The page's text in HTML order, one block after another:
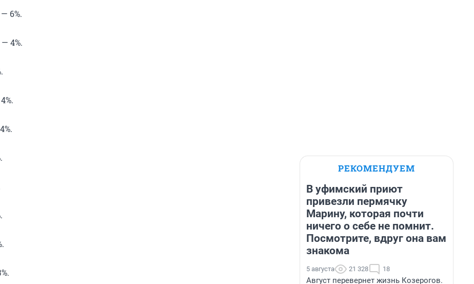
6%.
4%.
РЕКОМЕНДУЕМ
В уфимский приют
привезли пермячку
Марину, которая почти
ничего о себе не помнит.
Посмотрите, вдруг она вам
знакома
5 августа 21 328 18
Август перевернет жизнь Козерогов.